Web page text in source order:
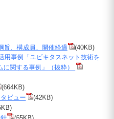
、構成員、開催経過
(40KB)
事例「ユビキタスネット技術を
関する事例」（抜粋）
(664KB)
ビュー
(42KB)